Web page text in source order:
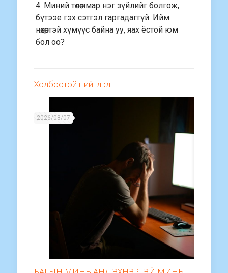
4. Миний төлөө ямар нэг зүйлийг болгож,
бүтээе гэх сэтгэл гаргадаггүй. Ийм
нөхөртэй хүмүүс байна уу, яах ёстой юм
бол оо?
Холбоотой нийтлэл
2026/08/07